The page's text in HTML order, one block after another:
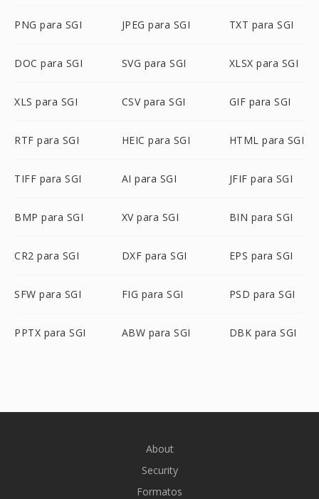
PNG para SGI JPEG para SGI TXT para SGI
DOC para SGI SVG para SGI XLSX para SGI
XLS para SGI CSV para SGI GIF para SGI
RTF para SGI HEIC para SGI HTML para SGI
TIFF para SGI AI para SGI JFIF para SGI
BMP para SGI XV para SGI BIN para SGI
CR2 para SGI DXF para SGI EPS para SGI
SFW para SGI FIG para SGI PSD para SGI
PPTX para SGI ABW para SGI DBK para SGI
About
Security
Formatos